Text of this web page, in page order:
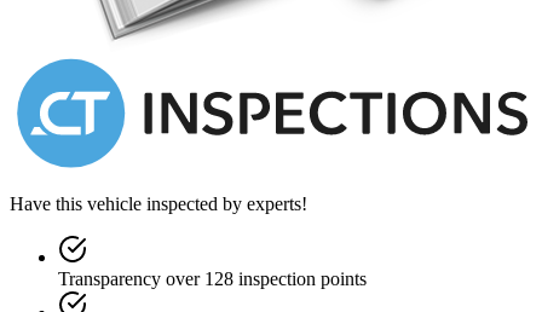
beautiful cars from the 60s.
Have this vehicle inspected by experts!
Transparency over 128 inspection points